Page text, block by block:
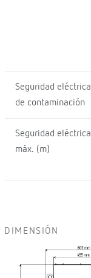
Seguridad
de contaminación
Seguridad
máx. (m)
DIMENSIÓN